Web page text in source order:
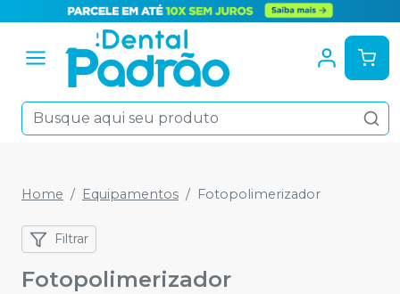
Home Equipamentos Fotopolimerizador
Filtrar
Fotopolimerizador